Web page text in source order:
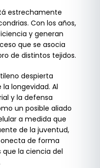
estrechamente
Con los años,
y generan
que se asocia
de distintos tejidos.
despierta
longevidad. Al
y la defensa
un posible aliado
a medida que
de la juventud,
de forma
la ciencia del